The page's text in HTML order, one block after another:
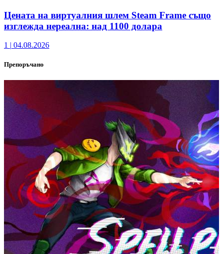
Цената на виртуалния шлем Steam Frame също
изглежда нереална: над 1100 долара
1 | 04.08.2026
Препоръчано